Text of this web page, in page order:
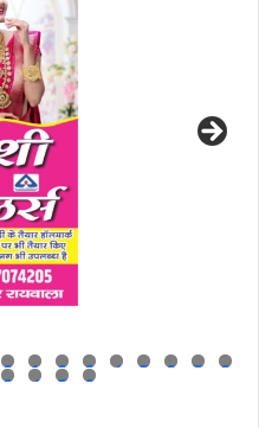
0 1 2 3 4 5 6 7 8
3 4 5 6